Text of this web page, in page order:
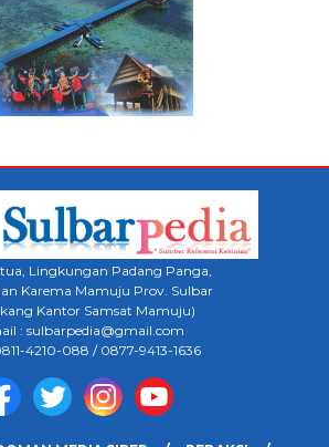
Lingkungan Padang Panga,
Karema Mamuju Prov. Sulbar
Kantor Samsat Mamuju)
: sulbarpedia@gmail.com
4210-088 / 0877-9413-1636